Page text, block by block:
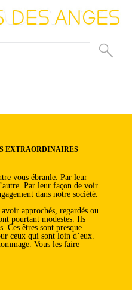
EXTRAORDINAIRES
vous ébranle. Par leur
Par leur façon de voir
dans notre société.
approchés, regardés ou
pourtant modestes. Ils
Ces êtres sont presque
ceux qui sont loin d’eux.
Vous les faire